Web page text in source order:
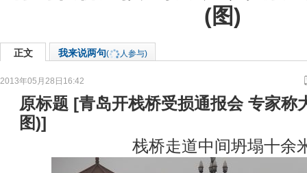
(图)
正文 我来说两句( 人参与)
2013年05月28日16:42
来源：大众网
原标题 [青岛开栈桥受损通报会 专家称
图)]
栈桥走道中间坍塌十余